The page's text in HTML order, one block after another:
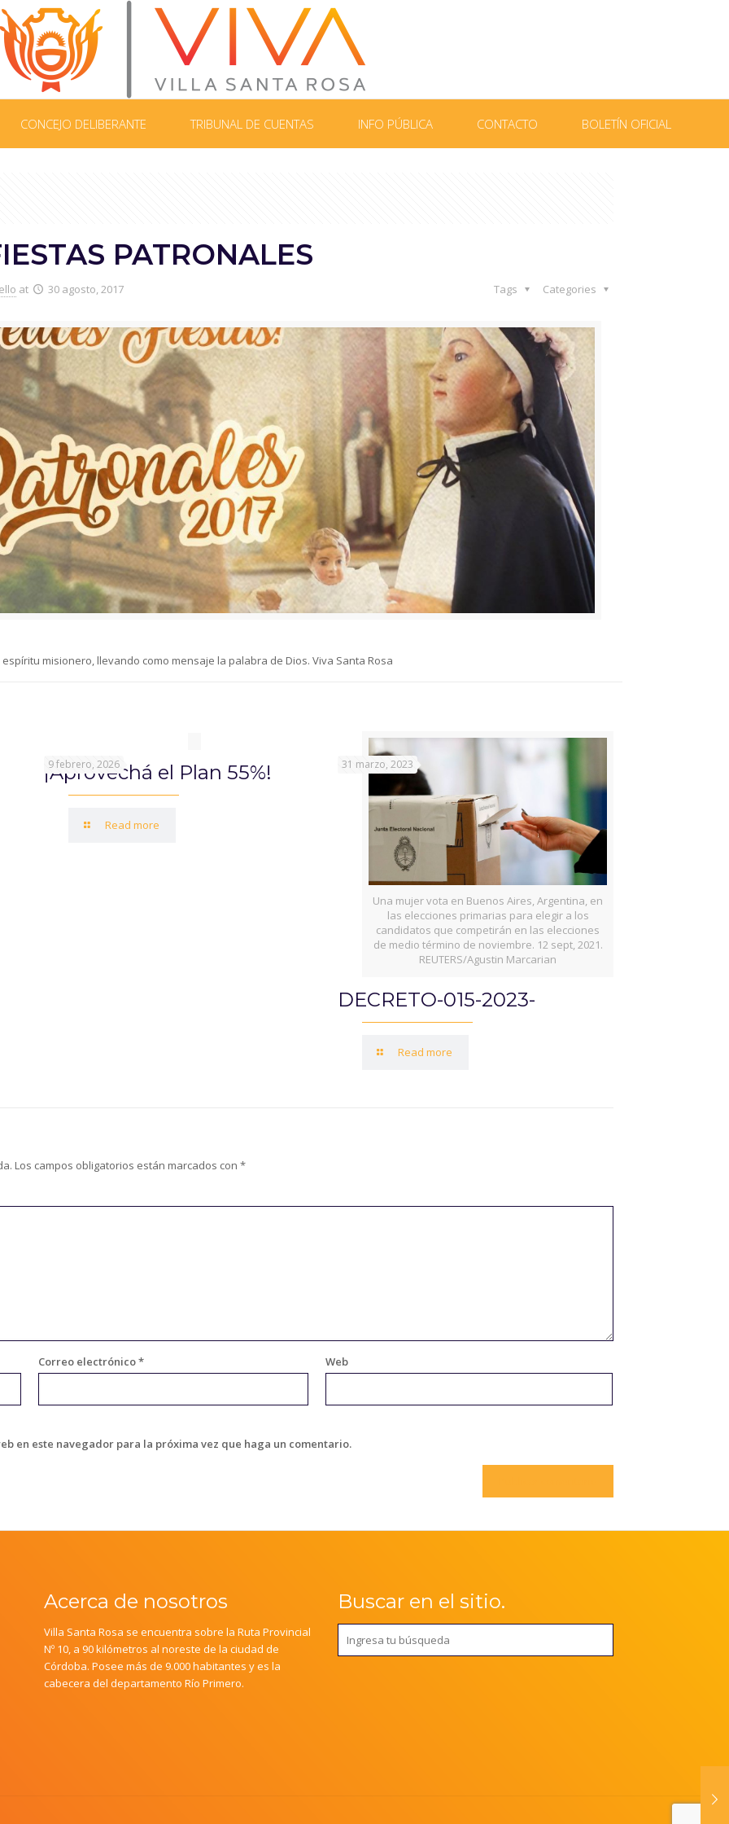
CONCEJO DELIBERANTE TRIBUNAL DE CUENTAS INFO PÚBLICA CONTACTO BOLETÍN OFICIAL
PATRONALES
at 30 agosto, 2017 Categories
Tags
misionero, llevando como mensaje la palabra de Dios. Viva Santa Rosa
9 febrero, 2026
¡Aprovechá el Plan 55%!
Read more
Una mujer vota en Buenos Aires, Argentina, en
las elecciones primarias para elegir a los
candidatos que competirán en las elecciones
de medio término de noviembre. 12 sept, 2021.
REUTERS/Agustin Marcarian
31 marzo, 2023
DECRETO-015-2023-
Read more
Los campos obligatorios están marcados con *
Correo electrónico* Web
en este navegador para la próxima vez que haga un comentario.
Acerca de nosotros
Villa Santa Rosa se encuentra sobre la Ruta Provincial
Nº 10, a 90 kilómetros al noreste de la ciudad de
Córdoba. Posee más de 9.000 habitantes y es la
cabecera del departamento Río Primero.
Buscar en el sitio.